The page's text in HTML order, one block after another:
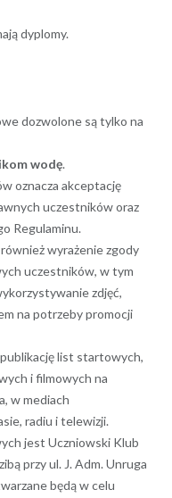
dyplomy.
dozwolone są tylko na
wodę.
oznacza akceptację
uczestników oraz
Regulaminu.
wyrażenie zgody
uczestników, w tym
zdjęć,
na potrzeby promocji
list startowych,
i filmowych na
w mediach
radiu i telewizji.
jest Uczniowski Klub
przy ul. J. Adm. Unruga
będą w celu